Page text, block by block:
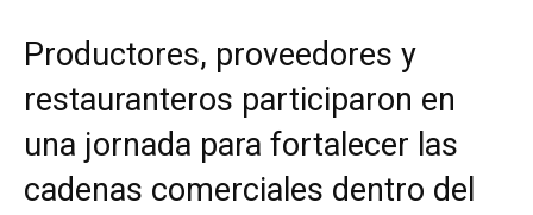
Productores, proveedores y
restauranteros participaron en
una jornada para fortalecer las
cadenas comerciales dentro del